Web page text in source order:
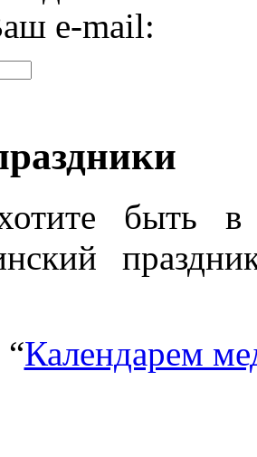
e-mail:
быть в
“Календарем